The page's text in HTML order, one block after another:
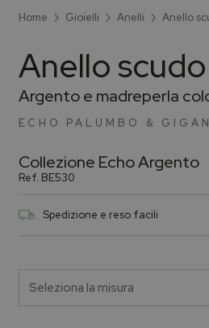
Home Gioielli Anelli Anello
ECHO PALUMBO &
Anello
Argento e madreperla
Collezione Echo Argento
Ref. BE530
Spedizione e reso facili